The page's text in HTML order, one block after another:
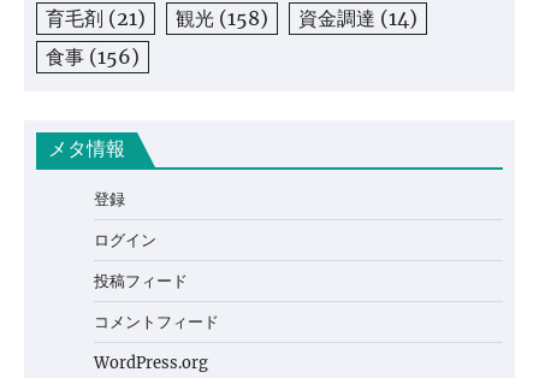
育毛剤 (21) 観光 (158) 資金調達 (14)
食事 (156)
メタ情報
登録
ログイン
投稿フィード
コメントフィード
WordPress.org